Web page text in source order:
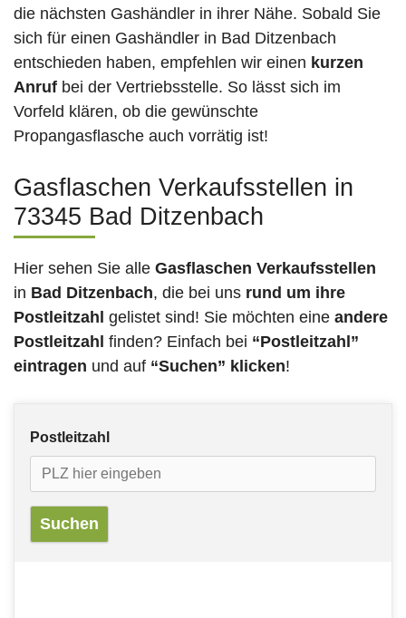
die nächsten Gashändler in ihrer Nähe. Sobald Sie
sich für einen Gashändler in Bad Ditzenbach
entschieden haben, empfehlen wir einen kurzen
Anruf bei der Vertriebsstelle. So lässt sich im
Vorfeld klären, ob die gewünschte
Propangasflasche auch vorrätig ist!
Gasflaschen Verkaufsstellen in
73345 Bad Ditzenbach
Hier sehen Sie alle Gasflaschen Verkaufsstellen
in Bad Ditzenbach, die bei uns rund um ihre
Postleitzahl gelistet sind! Sie möchten eine andere
Postleitzahl finden? Einfach bei “Postleitzahl”
eintragen und auf “Suchen” klicken!
Postleitzahl